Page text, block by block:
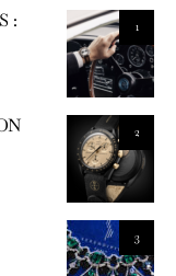
1
:
2
3